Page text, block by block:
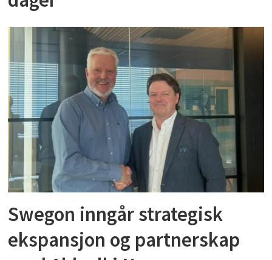
Swegon inngår strategisk
ekspansjon og partnerskap